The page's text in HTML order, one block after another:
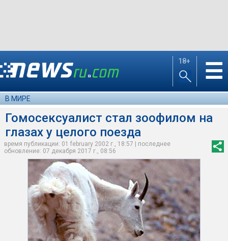
18+ ☰
В МИРЕ
Гомосексуалист стал зоофилом на
глазах у целого поезда
время публикации: 01 february 2002 г., 18:57 | последнее
обновление: 07 декабря 2017 г., 08:56